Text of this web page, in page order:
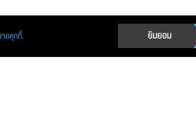
ายคุกกี้. ยิมยอม